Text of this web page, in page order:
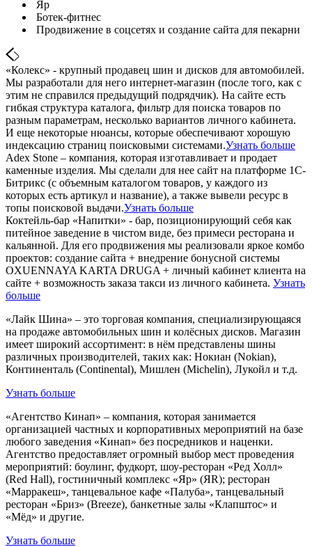
Яр
Ботек-фитнес
Продвижение в соцсетях и создание сайта для пекарни
«Колекс» - крупный продавец шин и дисков для автомобилей.
Мы разработали для него интернет-магазин (после того, как с
этим не справился предыдущий подрядчик). На сайте есть
гибкая структура каталога, фильтр для поиска товаров по
разным параметрам, несколько вариантов личного кабинета.
И еще некоторые нюансы, которые обеспечивают хорошую
индексацию страниц поисковыми системами.Узнать больше
Adex Stone – компания, которая изготавливает и продает
каменные изделия. Мы сделали для нее сайт на платформе 1С-
Битрикс (с объемным каталогом товаров, у каждого из
которых есть артикул и название), а также вывели ресурс в
топы поисковой выдачи.Узнать больше
Коктейль-бар «Напитки» - бар, позиционирующий себя как
питейное заведение в чистом виде, без примеси ресторана и
кальянной. Для его продвижения мы реализовали яркое комбо
проектов: создание сайта + внедрение бонусной системы
OXUENNAYA KARTA DRUGA + личный кабинет клиента на
сайте + возможность заказа такси из личного кабинета. Узнать
больше
«Лайк Шина» – это торговая компания, специализирующаяся
на продаже автомобильных шин и колёсных дисков. Магазин
имеет широкий ассортимент: в нём представлены шины
различных производителей, таких как: Нокиан (Nokian),
Континенталь (Continental), Мишлен (Michelin), Лукойл и т.д.
Узнать больше
«Агентство Кинап» – компания, которая занимается
организацией частных и корпоративных мероприятий на базе
любого заведения «Кинап» без посредников и наценки.
Агентство предоставляет огромный выбор мест проведения
мероприятий: боулинг, фудкорт, шоу-ресторан «Ред Холл»
(Red Hall), гостиничный комплекс «Яр» (ЯR); ресторан
«Марракеш», танцевальное кафе «Палуба», танцевальный
ресторан «Бриз» (Breeze), банкетные залы «Клапштос» и
«Мёд» и другие.
Узнать больше